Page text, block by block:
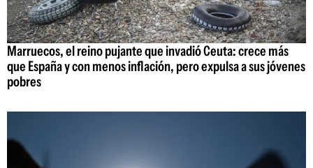
Marruecos, el reino pujante que invadió Ceuta: crece más
que España y con menos inflación, pero expulsa a sus jóvenes
pobres